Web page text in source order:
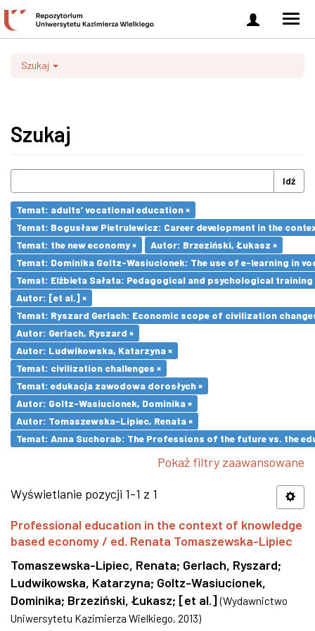
Zaloguj
się
Szukaj
Szukaj
Idź
Temat: adults’ vocational education ×
Temat: Bogusław Pietrulewicz: Career development in the
Temat: the new economy ×
Autor: Brzeziński, Łukasz ×
Temat: Dominika Goltz-Wasiucionek: The use of e-learning in
Temat: Elżbieta Sałata: Pedagogical and psychological
Autor: [et al.] ×
Temat: Ryszard Gerlach: Economic scope of civilization
Autor: Gerlach, Ryszard ×
Autor: Ludwikowska, Katarzyna ×
Temat: civilization challenges ×
Temat: edukacja zawodowa dorosłych ×
Autor: Goltz-Wasiucionek, Dominika ×
Autor: Tomaszewska-Lipiec, Renata ×
Temat: Anna Suchorab: The Professions of the future vs. the
Pokaż filtry zaawansowane
Wyświetlanie pozycji 1-1 z 1
Professional education in the context of knowledge
based economy / ed. Renata Tomaszewska-Lipiec
Tomaszewska-Lipiec, Renata; Gerlach, Ryszard;
Ludwikowska, Katarzyna; Goltz-Wasiucionek,
Dominika; Brzeziński, Łukasz; [et al.] (Wydawnictwo
Uniwersytetu Kazimierza Wielkiego, 2013)